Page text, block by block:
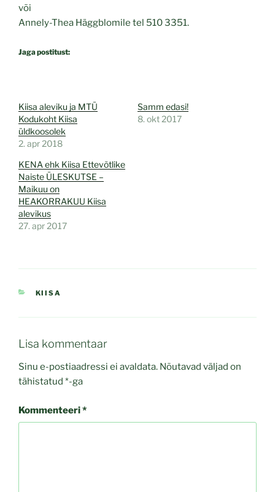
või
Annely­-Thea Häggblomile tel 510 3351.
Jaga postitust:
Kiisa aleviku ja MTÜ
Kodukoht Kiisa
üldkoosolek
2. apr 2018
Samm edasi!
8. okt 2017
KENA ehk Kiisa Ettevõtlike
Naiste ÜLESKUTSE –
Maikuu on
HEAKORRAKUU Kiisa
alevikus
27. apr 2017
CATEGORIES
KIISA
Lisa kommentaar
Sinu e-postiaadressi ei avaldata. Nõutavad väljad on
tähistatud *-ga
Kommenteeri*